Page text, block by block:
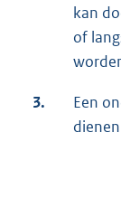
kan
of
3.
Een